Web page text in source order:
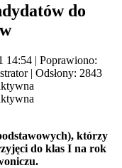
do
14:54 | Poprawiono:
| Odsłony: 2843
którzy
do klas I na rok